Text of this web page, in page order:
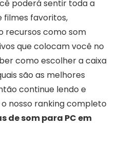
poderá sentir toda a
filmes favoritos,
recursos como som
que colocam você no
como escolher a caixa
são as melhores
continue lendo e
nosso ranking completo
de som para PC em